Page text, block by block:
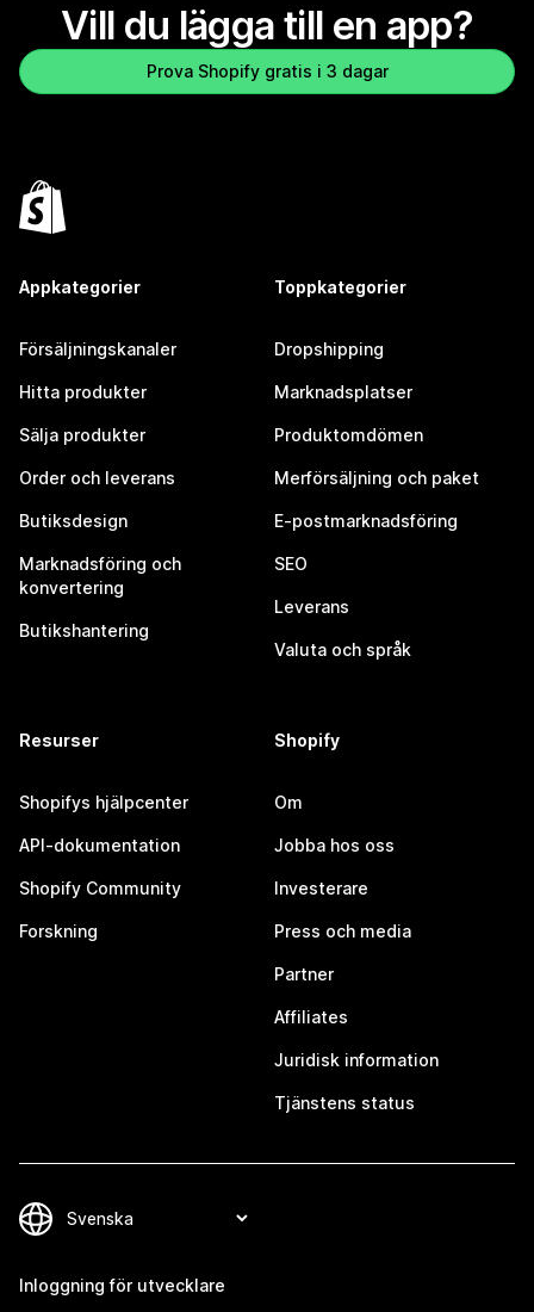
Vill du lägga till en app?
Prova Shopify gratis i 3 dagar
Appkategorier
Försäljningskanaler
Hitta produkter
Sälja produkter
Order och leverans
Butiksdesign
Marknadsföring och
konvertering
Butikshantering
Toppkategorier
Dropshipping
Marknadsplatser
Produktomdömen
Merförsäljning och paket
E-postmarknadsföring
SEO
Leverans
Valuta och språk
Resurser
Shopifys hjälpcenter
API-dokumentation
Shopify Community
Forskning
Shopify
Om
Jobba hos oss
Investerare
Press och media
Partner
Affiliates
Juridisk information
Tjänstens status
Inloggning för utvecklare